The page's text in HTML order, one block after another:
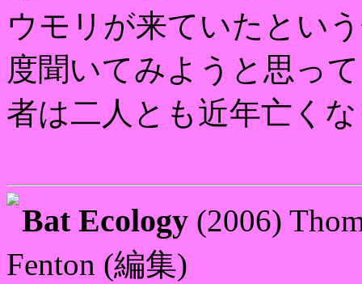
ウモリが来ていたとい
度聞いてみようと思っ
者は二人とも近年亡く
Bat Ecology (2006)
Fenton (編集)